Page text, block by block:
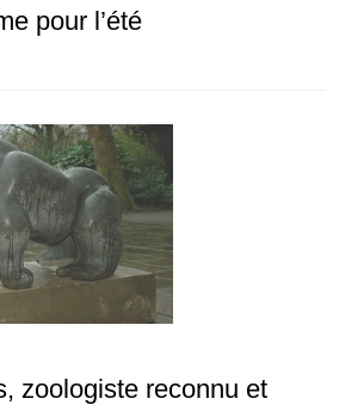
pour l’été
zoologiste reconnu et